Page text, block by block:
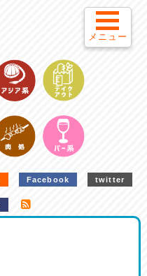
Facebook twitter
メニュー